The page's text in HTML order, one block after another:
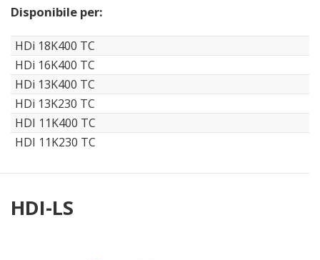
Disponibile per:
HDi 18K400 TC
HDi 16K400 TC
HDi 13K400 TC
HDi 13K230 TC
HDI 11K400 TC
HDI 11K230 TC
HDI-LS